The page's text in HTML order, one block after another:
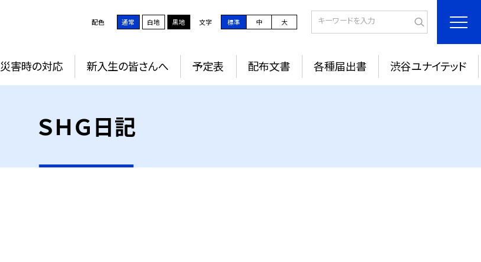
配色 通常 白地 黒地 文字 標準 中 大
災害時の対応 新入生の皆さんへ 予定表 配布文書 各種届出書 渋谷ユナイテッド
ＳＨＧ日記